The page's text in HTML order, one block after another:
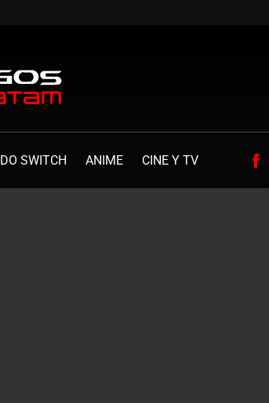
SWITCH ANIME CINE Y TV